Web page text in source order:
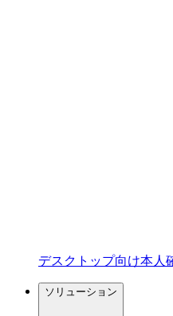
デスクトップ向け本人
ソリューション